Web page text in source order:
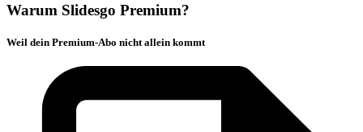
Warum Slidesgo Premium?
Weil dein Premium-Abo nicht allein kommt